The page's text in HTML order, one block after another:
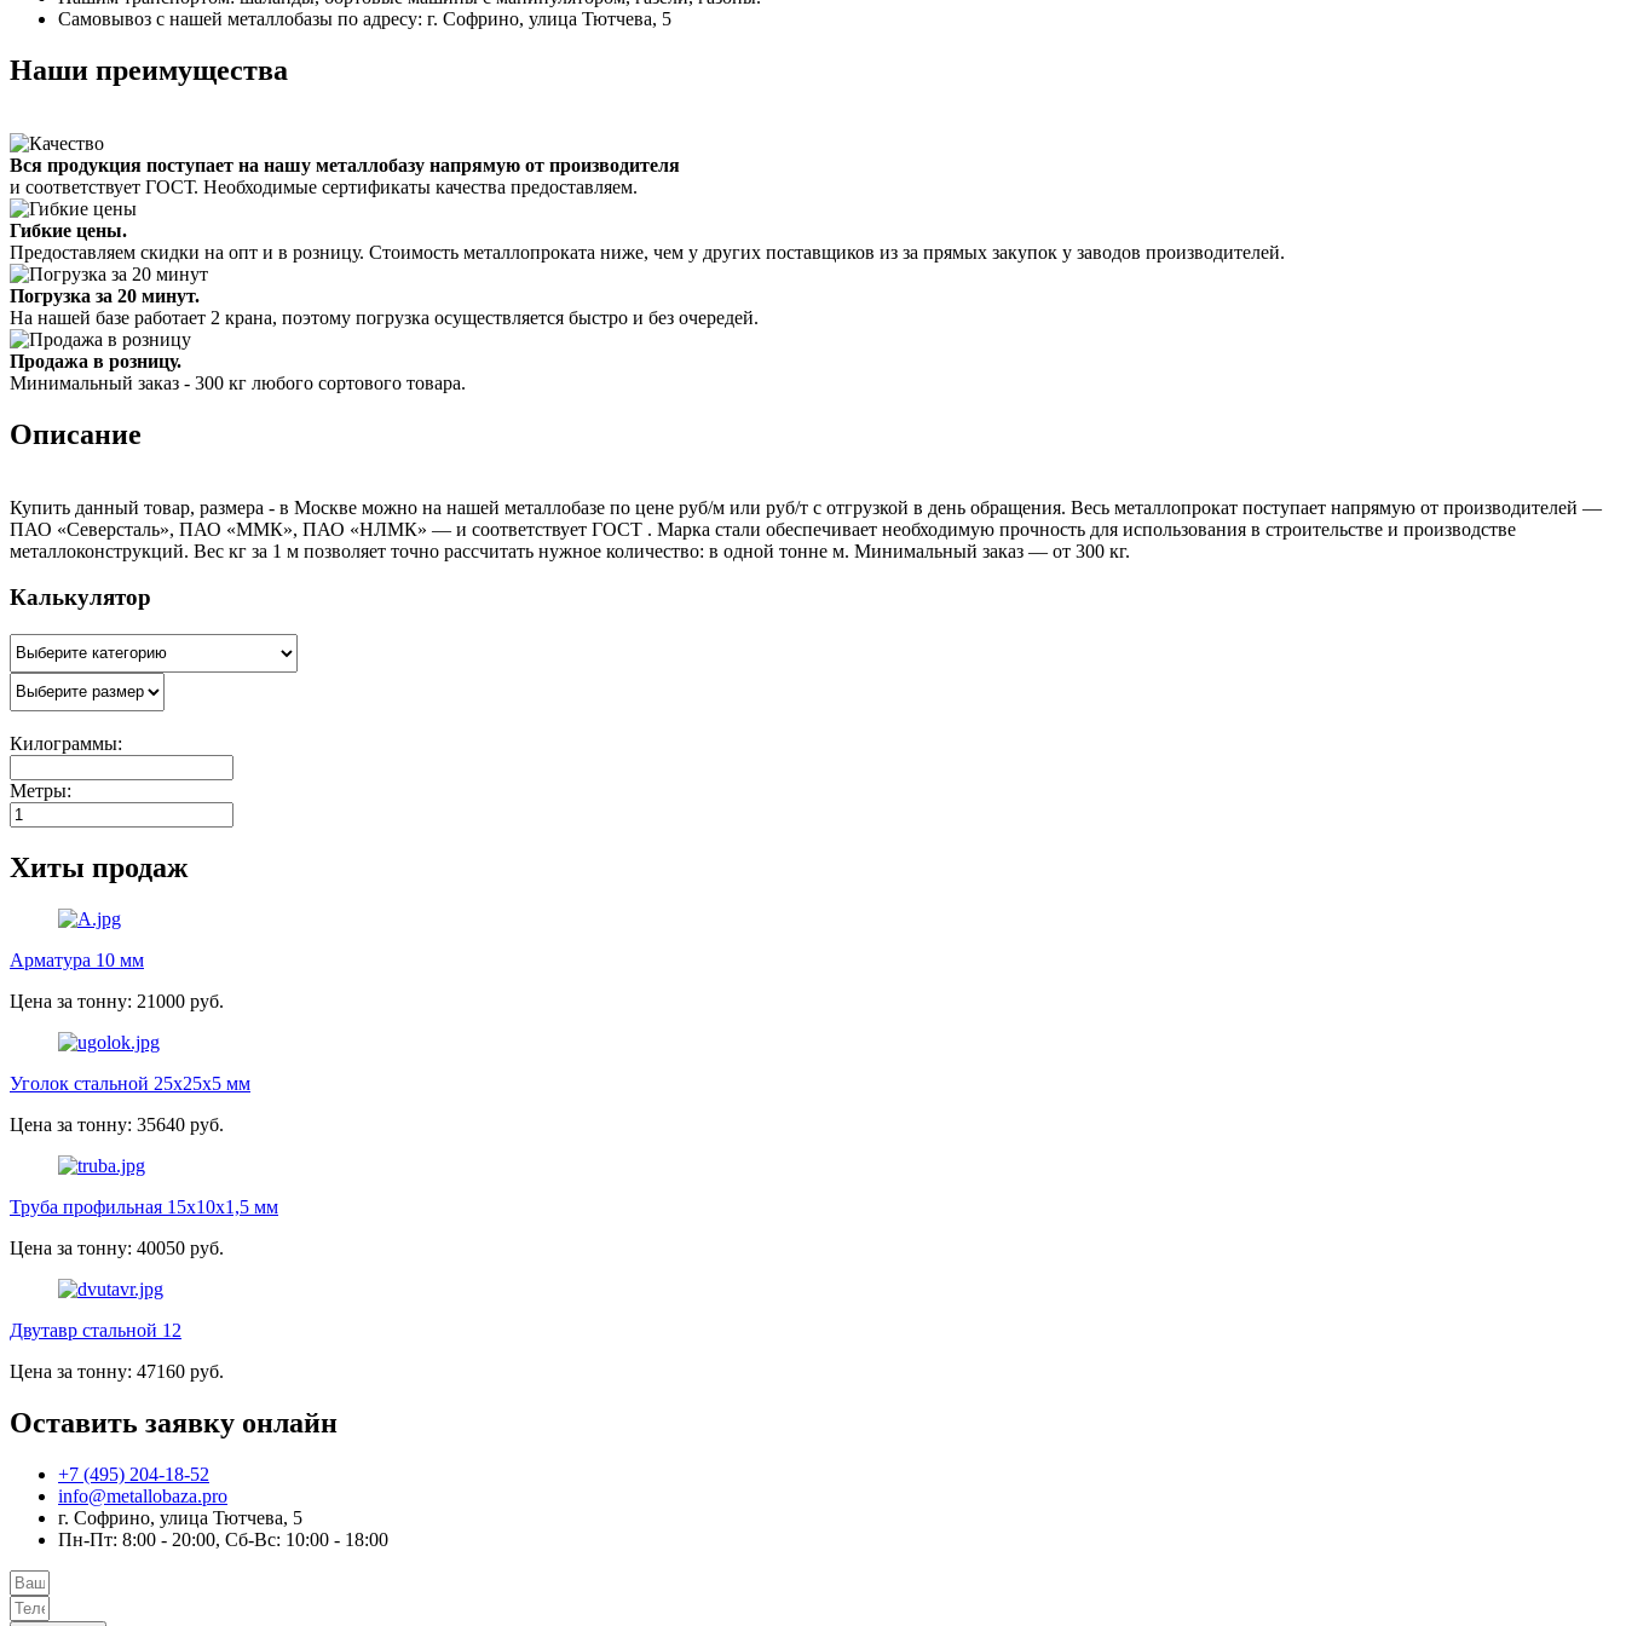
Самовывоз с нашей металлобазы по адресу: г. Софрино, улица Тютчева, 5
Наши преимущества
Вся продукция поступает на нашу металлобазу напрямую от производителя
и соответствует ГОСТ. Необходимые сертификаты качества предоставляем.
Гибкие цены.
Предоставляем скидки на опт и в розницу. Стоимость металлопроката ниже, чем у других поставщиков из за прямых закупок у заводов производителей.
Погрузка за 20 минут.
На нашей базе работает 2 крана, поэтому погрузка осуществляется быстро и без очередей.
Продажа в розницу.
Минимальный заказ - 300 кг любого сортового товара.
Описание
Купить данный товар, размера - в Москве можно на нашей металлобазе по цене руб/м или руб/т с отгрузкой в день обращения. Весь металлопрокат поступает напрямую от производителей —
ПАО «Северсталь», ПАО «ММК», ПАО «НЛМК» — и соответствует ГОСТ . Марка стали обеспечивает необходимую прочность для использования в строительстве и производстве
металлоконструкций. Вес кг за 1 м позволяет точно рассчитать нужное количество: в одной тонне м. Минимальный заказ — от 300 кг.
Калькулятор
Килограммы:
Метры:
Хиты продаж
Арматура 10 мм
Цена за тонну: 21000 руб.
Уголок стальной 25х25х5 мм
Цена за тонну: 35640 руб.
Труба профильная 15х10х1,5 мм
Цена за тонну: 40050 руб.
Двутавр стальной 12
Цена за тонну: 47160 руб.
Оставить заявку онлайн
+7 (495) 204-18-52
info@metallobaza.pro
г. Софрино, улица Тютчева, 5
Пн-Пт: 8:00 - 20:00, Сб-Вс: 10:00 - 18:00